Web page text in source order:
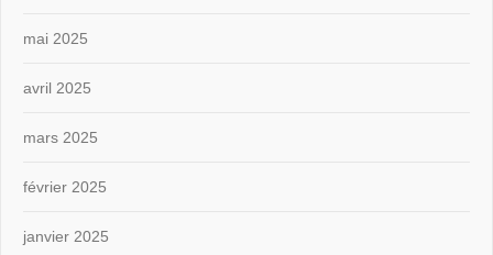
mai 2025
avril 2025
mars 2025
février 2025
janvier 2025